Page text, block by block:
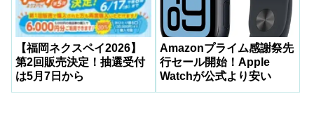
【福岡ネクスペイ2026】
第2回販売決定！抽選受付
は5月7日から
Amazonプライム感謝祭先
行セール開始！Apple
Watchが公式より安い